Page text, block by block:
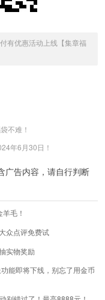
有优惠活动上线【集章福
不难！
年6月30日！
广告内容，请自行判断
毛！
众点评免费试
实物奖励
能即将下线，别忘了用金币